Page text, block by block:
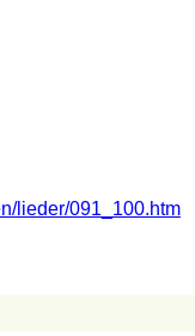
lieder/091_100.htm